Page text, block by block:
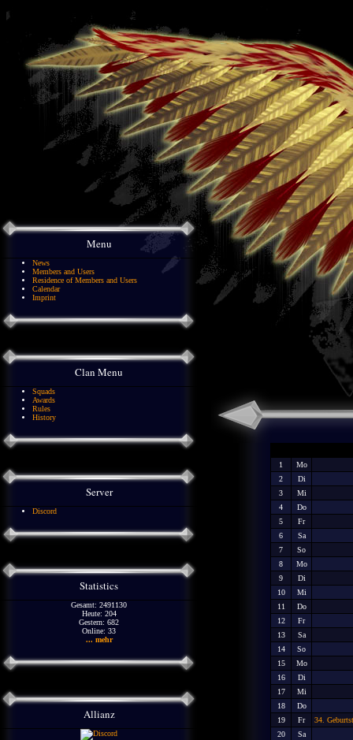
Menu
News
Members and Users
Residence of Members and Users
Calendar
Imprint
Clan Menu
Squads
Awards
Rules
History
Server
Discord
Statistics
Gesamt: 2491130
Heute: 204
Gestern: 682
Online: 33
... mehr
Allianz
1
Mo
2
Di
3
Mi
4
Do
5
Fr
6
Sa
7
So
8
Mo
9
Di
10
Mi
11
Do
12
Fr
13
Sa
14
So
15
Mo
16
Di
17
Mi
18
Do
19
Fr
34.
20
Sa